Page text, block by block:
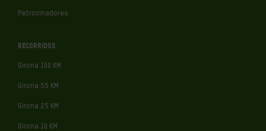
Patrocinadores
RECORRIDOS
Girona 100 KM
Girona 55 KM
Girona 25 KM
Girona 10 KM